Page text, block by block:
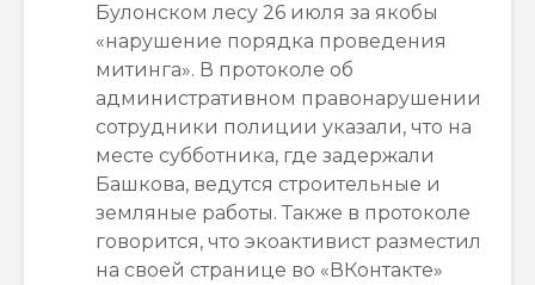
Булонском лесу 26 июля за якобы
«нарушение порядка проведения
митинга». В протоколе об
административном правонарушении
сотрудники полиции указали, что на
месте субботника, где задержали
Башкова, ведутся строительные и
земляные работы. Также в протоколе
говорится, что экоактивист разместил
на своей странице во «ВКонтакте»